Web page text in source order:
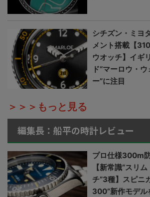
シチズン・ミヨ
メント搭載【
ウオッチ】イギ
ド“マーロウ・
ー”に注目
＞＞＞もっと見る
編集長：船平の時計レビュー
プロ仕様300m
【新常識“スリ
チ”3種】スピニ
300”新作モデル